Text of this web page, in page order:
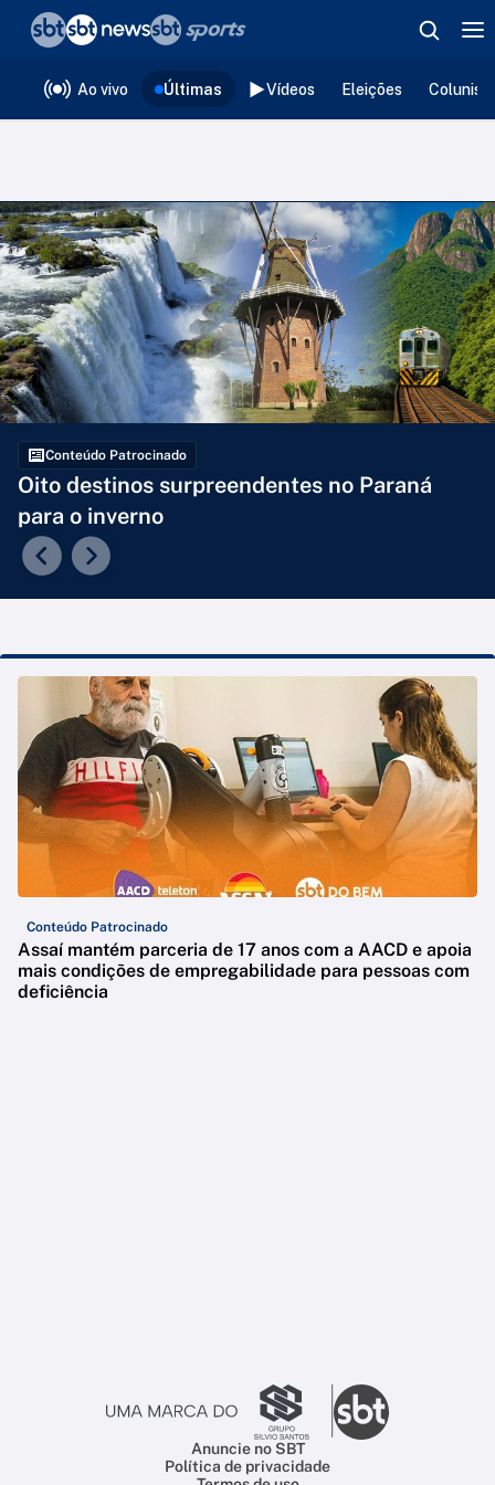
Ao vivo Últimas Vídeos Eleições
Conteúdo Patrocinado
Oito destinos surpreendentes no Paraná
para o inverno
Conteúdo Patrocinado
Assaí mantém parceria de 17 anos com a AACD e apoia
mais condições de empregabilidade para pessoas com
deficiência
Anuncie no SBT
Política de privacidade
❮voltar
Editorias